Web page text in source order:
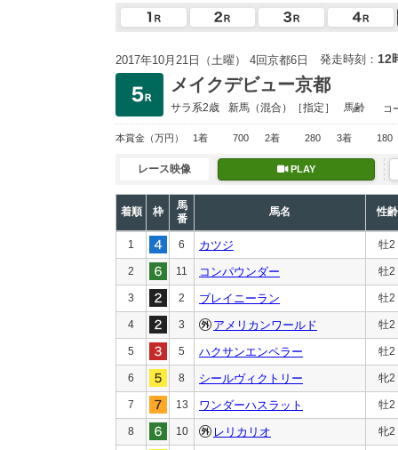
2017年10月21日（土曜） 4回京都6日 発走時刻： 12
メイクデビュー京都
サラ系2歳 新馬 （混合）［指定］ 馬齢 コ
本賞金 （万円） 1着 700 2着 280 3着 180
レース映像 PLAY
着順 枠
馬
番
馬名 性齢
1 6 カツジ 牡2
2 11 コンパウンダー 牡2
3 2 ブレイニーラン 牡2
4 3 アメリカンワールド 牡2
5 5 ハクサンエンペラー 牡2
6 8 シールヴィクトリー 牝2
7 13 ワンダーハスラット 牡2
8 10 レリカリオ 牝2